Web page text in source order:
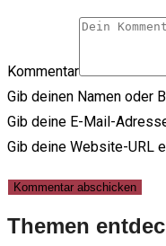
Kommentar
Gib deinen Namen oder
Gib deine E-Mail-
Gib deine Website-URL
Themen